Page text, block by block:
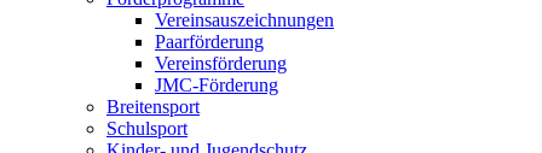
Vereinsauszeichnungen
Paarförderung
Vereinsförderung
JMC-Förderung
Breitensport
Schulsport